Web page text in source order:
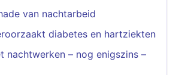
van nachtarbeid
diabetes en hartziekten
nachtwerken – nog enigszins –